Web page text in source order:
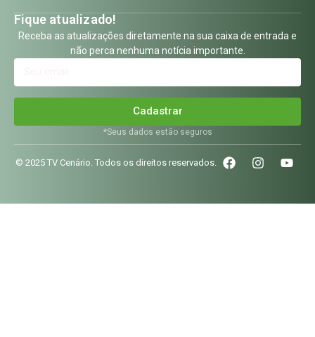
Fique atualizado!
Receba as atualizações diretamente na sua caixa de entrada e
não perca nenhuma notícia importante.
Cadastrar
*Seus dados estão seguros
© 2025 TV Cenário. Todos os direitos reservados.